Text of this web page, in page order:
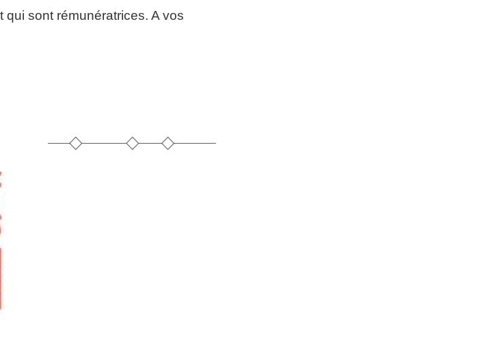
sont rémunératrices. A vos